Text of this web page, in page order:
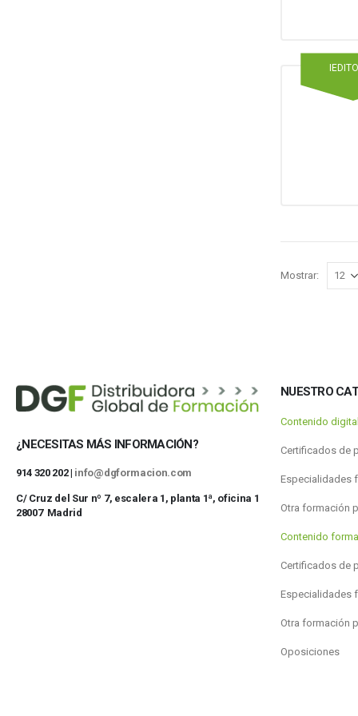
Mostrar:
¿NECESITAS MÁS INFORMACIÓN?
914 320 202 | info@dgformacion.com
C/ Cruz del Sur nº 7, escalera 1, planta 1ª, oficina 1
28007 Madrid
NUESTRO
Contenido
Certificados de
Especialidades
Otra formación
Contenido
Certificados de
Especialidades
Otra formación
Oposiciones